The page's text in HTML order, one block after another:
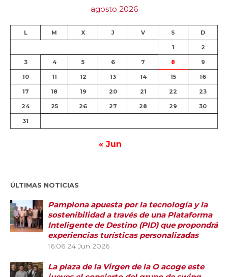
agosto 2026
L M X J V S D
1 2
3 4 5 6 7 8 9
10 11 12 13 14 15 16
17 18 19 20 21 22 23
24 25 26 27 28 29 30
31
« Jun
ÚLTIMAS NOTICIAS
Pamplona apuesta por la tecnología y la
sostenibilidad a través de una Plataforma
Inteligente de Destino (PID) que propondrá
experiencias turísticas personalizadas
16:06 24 Jun 2026
La plaza de la Virgen de la O acoge este